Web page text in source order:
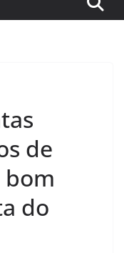
de
bom
do